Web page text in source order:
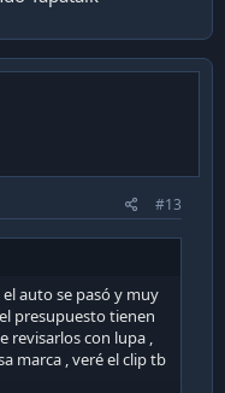
#13
auto se pasó y muy
presupuesto tienen
con lupa ,
marca , veré el clip tb